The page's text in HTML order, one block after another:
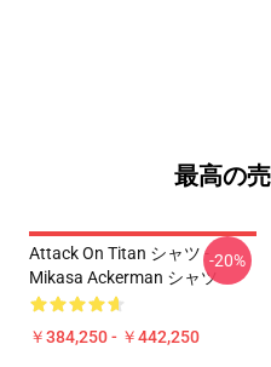
最高の
Attack On Titan シャツ -
Mikasa Ackerman シャツ
￥384,250 - ￥442,250
-20%